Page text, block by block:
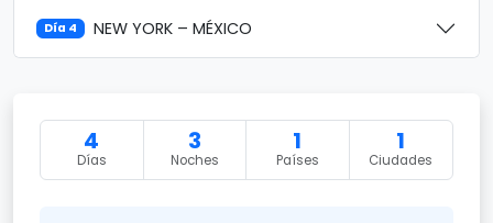
Día 4 NEW YORK – MÉXICO
4
Días
3
Noches
1
Países
1
Ciudades